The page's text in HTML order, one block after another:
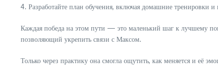
4. Разработайте план обучения, включая домашние тренировки и
Каждая победа на этом пути — это маленький шаг к лучшему
позволяющий укрепить связи с Максом.
Только через практику она смогла ощутить, как меняется и её